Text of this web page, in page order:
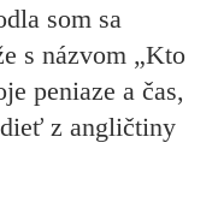
som sa
s názvom „Kto
peniaze a čas,
z angličtiny